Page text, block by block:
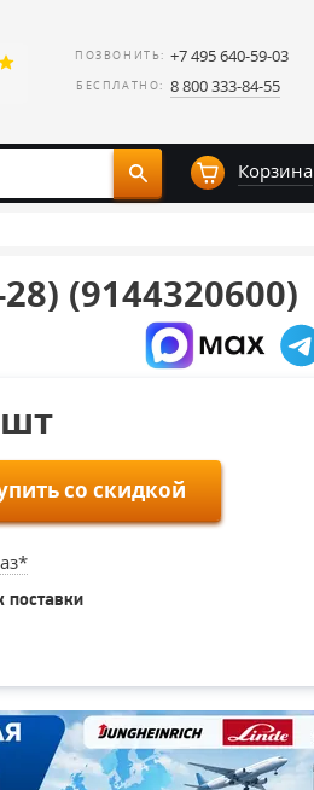
ПОЗВОНИТЬ: +7 495 640-59-03
БЕСПЛАТНО: 8 800 333-84-55
Корзина
(9144320600)
шт
со скидкой
поставки